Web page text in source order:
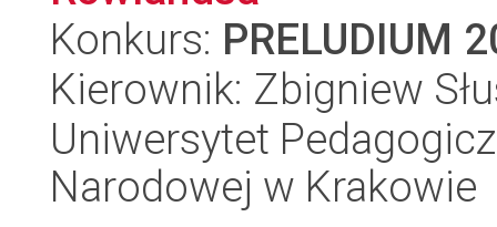
Konkurs: PRELUDIUM
Kierownik: Zbigniew
Uniwersytet
Narodowej w Krakowie